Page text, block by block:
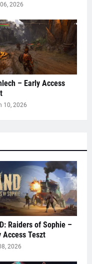
2026
– Early Access
10, 2026
Raiders of Sophie –
Access Teszt
2026